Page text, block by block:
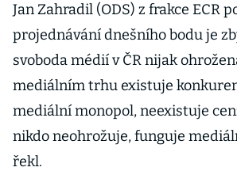
Jan Zahradil (ODS) z frakce ECR
projednávání dnešního bodu je
svoboda médií v ČR nijak
mediálním trhu existuje
mediální monopol, neexistuje
nikdo neohrožuje, funguje
řekl.